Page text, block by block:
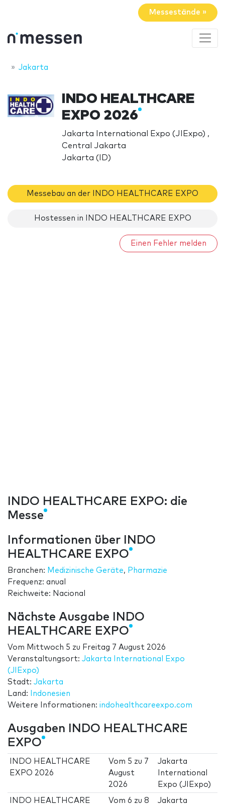
Messestände »
Jakarta
INDO HEALTHCARE
EXPO 2026
Jakarta International Expo (JIExpo) ,
Central Jakarta
Jakarta (ID)
Messebau an der INDO HEALTHCARE EXPO
Hostessen in INDO HEALTHCARE EXPO
Einen Fehler melden
INDO HEALTHCARE EXPO: die
Messe
Informationen über INDO
HEALTHCARE EXPO
Branchen: Medizinische Geräte, Pharmazie
Frequenz: anual
Reichweite: Nacional
Nächste Ausgabe INDO
HEALTHCARE EXPO
Vom Mittwoch 5 zu Freitag 7 August 2026
Veranstaltungsort: Jakarta International Expo
(JIExpo)
Stadt: Jakarta
Land:
Indonesien
Weitere Informationen: indohealthcareexpo.com
Ausgaben INDO HEALTHCARE
EXPO
INDO HEALTHCARE
EXPO 2026
Vom 5 zu 7
August
2026
Jakarta
International
Expo (JIExpo)
INDO HEALTHCARE
Vom6 zu8
Jakarta